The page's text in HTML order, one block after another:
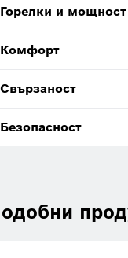
Горелки и мощност
Комфорт
Свързаност
Безопасност